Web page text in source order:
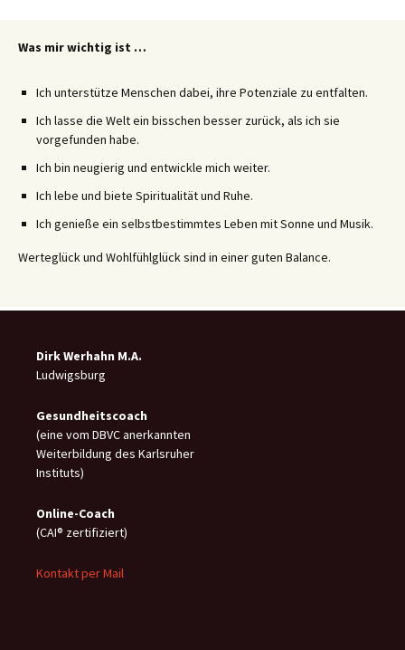
Was mir wichtig ist …
Ich unterstütze Menschen dabei, ihre Potenziale zu entfalten.
Ich lasse die Welt ein bisschen besser zurück, als ich sie
vorgefunden habe.
Ich bin neugierig und entwickle mich weiter.
Ich lebe und biete Spiritualität und Ruhe.
Ich genieße ein selbstbestimmtes Leben mit Sonne und Musik.
Werteglück und Wohlfühlglück sind in einer guten Balance.
Dirk Werhahn M.A.
Ludwigsburg
Gesundheitscoach
(eine vom DBVC anerkannten
Weiterbildung des Karlsruher
Instituts)
Online-Coach
(CAI® zertifiziert)
Kontakt per Mail